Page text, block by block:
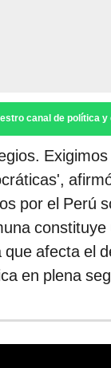
canal de política y
por el Perú
afecta el
en plena